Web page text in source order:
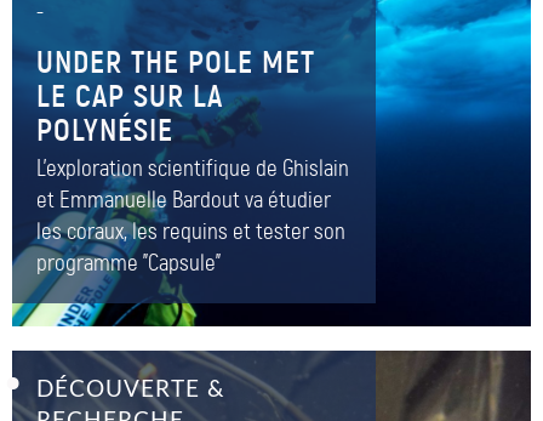
–
UNDER THE POLE MET
LE CAP SUR LA
POLYNÉSIE
L'exploration scientifique de Ghislain
et Emmanuelle Bardout va étudier
les coraux, les requins et tester son
programme "Capsule"
DÉCOUVERTE &